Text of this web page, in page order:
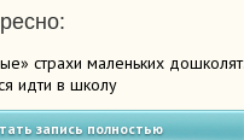
страхи маленьких
идти в школу
запись полностью